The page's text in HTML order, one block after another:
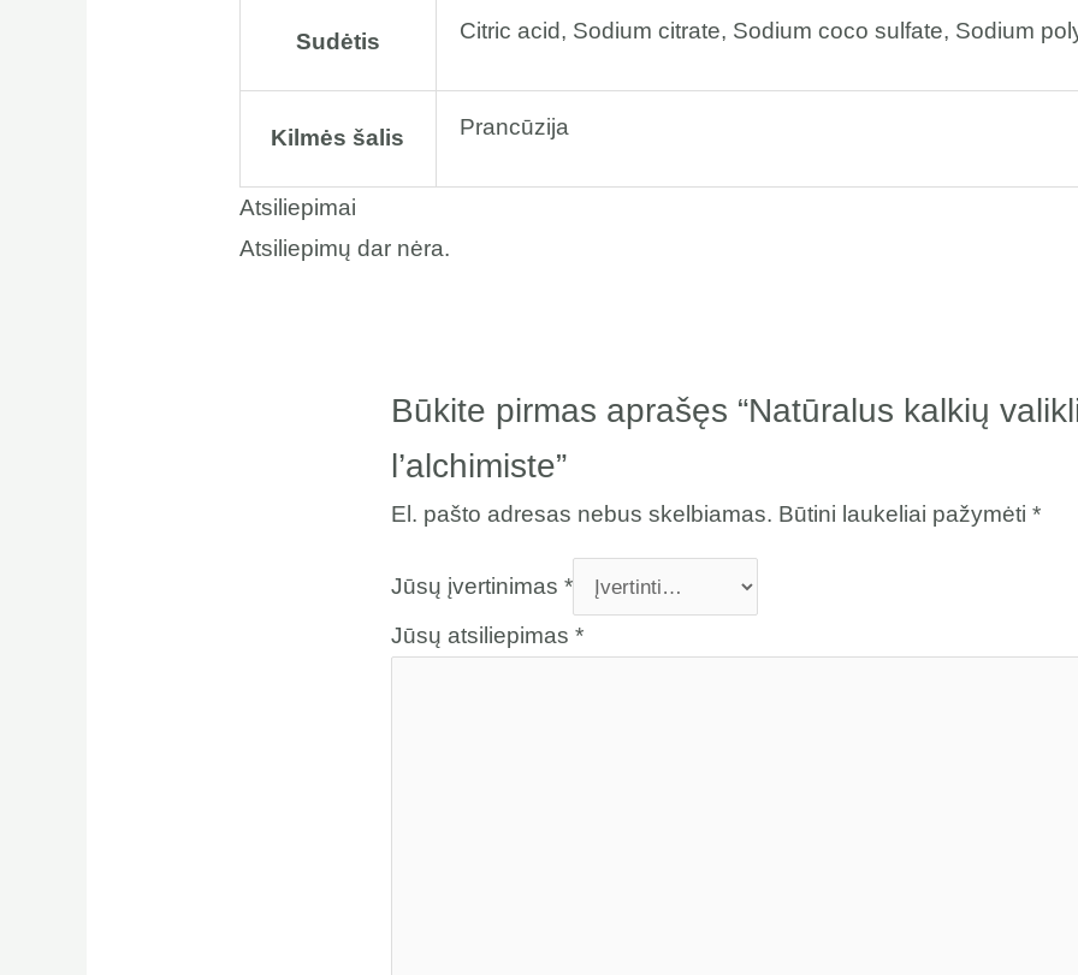
Sudėtis Citric acid, Sodium citrate, Sodium coco sulfate, Sodium
Kilmės šalis Prancūzija
Atsiliepimai
Atsiliepimų dar nėra.
Būkite pirmas aprašęs “Natūralus kalkių
l’alchimiste”
El. pašto adresas nebus skelbiamas. Būtini laukeliai pažymėti*
Jūsų įvertinimas*
Jūsų atsiliepimas*